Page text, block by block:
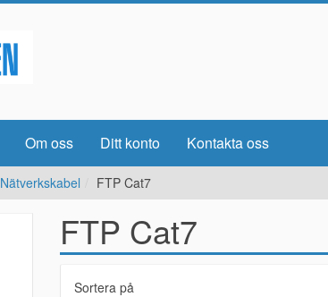
Om oss Ditt konto Kontakta oss
Nätverkskabel FTP Cat7
FTP Cat7
Sortera på